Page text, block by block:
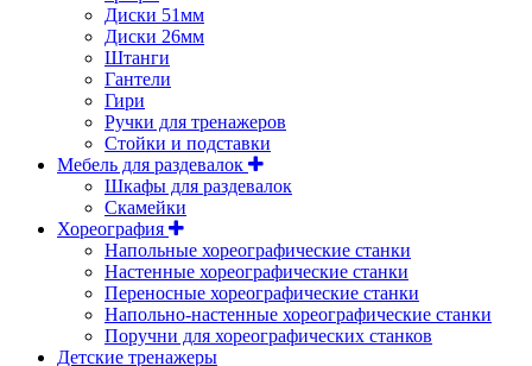
Диски 51мм
Диски 26мм
Штанги
Гантели
Гири
Ручки для тренажеров
Стойки и подставки
Мебель для раздевалок
Шкафы для раздевалок
Скамейки
Хореография
Напольные хореографические станки
Настенные хореографические станки
Переносные хореографические станки
Напольно-настенные хореографические станки
Поручни для хореографических станков
Детские тренажеры